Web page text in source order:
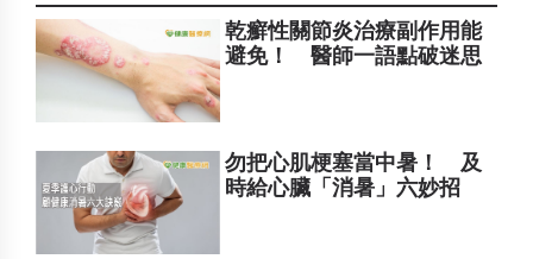
乾癬性關節炎治療副作用能
避免！ 醫師一語點破迷思
勿把心肌梗塞當中暑！ 及
時給心臟「消暑」六妙招